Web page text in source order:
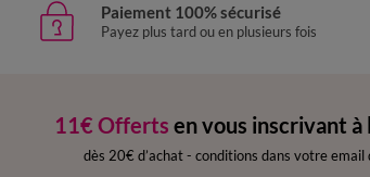
Paiement 100% sécurisé
Payez plus tard ou en plusieurs fois
11€ Offerts en vous inscrivant
dès 20€ d’achat - conditions dans votre email